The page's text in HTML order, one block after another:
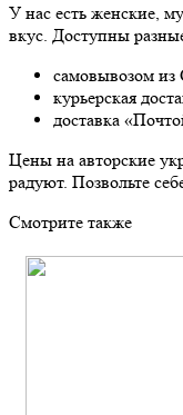
У нас есть женские,
вкус. Доступны
самовывозом из
курьерская
доставка
Цены на авторские
радуют. Позвольте
Смотрите также